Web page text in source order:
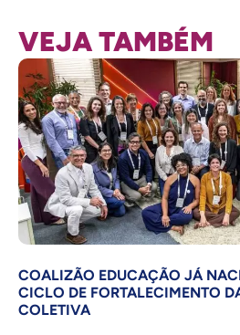
VEJA TAMBÉM
COALIZÃO EDUCAÇÃO JÁ
CICLO DE FORTALECIMENTO
COLETIVA